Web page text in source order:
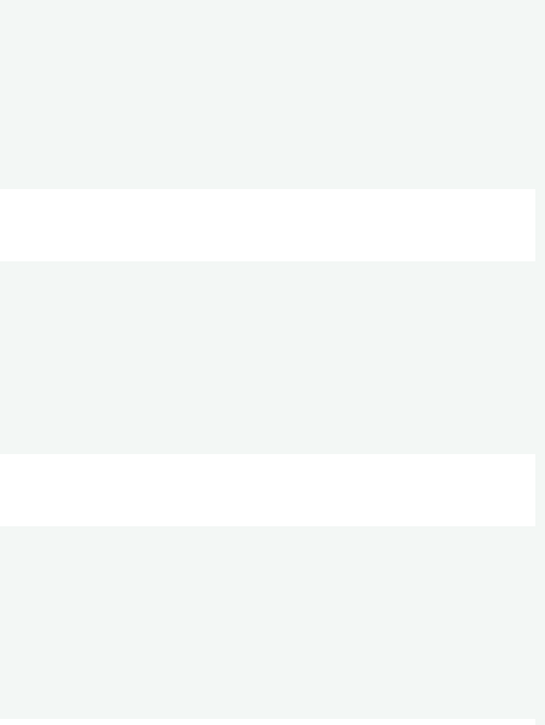
zu erkennen. Doch mit diesem Wissen geht
und Belastung sorgfältig ab, und entscheiden Sie
of dementia. London, England: Alzheimer’s Disease